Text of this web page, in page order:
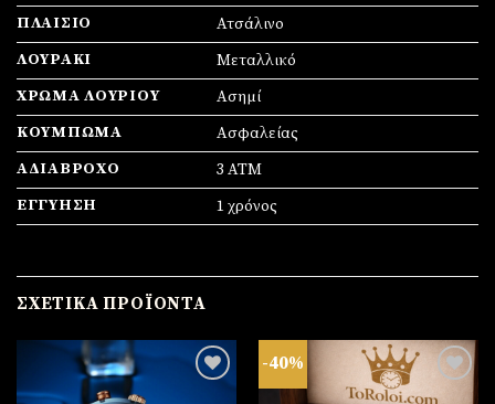
ΠΛΑΊΣΙΟ
Ατσάλινο
ΛΟΥΡΆΚΙ
Μεταλλικό
ΧΡΏΜΑ ΛΟΥΡΙΟΎ
Ασημί
ΚΟΎΜΠΩΜΑ
Ασφαλείας
ΑΔΙΆΒΡΟΧΟ
3 ATM
ΕΓΓΎΗΣΗ
1 χρόνος
ΣΧΕΤΙΚΆ ΠΡΟΪΌΝΤΑ
-40%